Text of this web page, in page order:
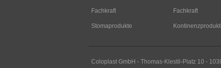
Fachkraft
Stomaprodukte
Fachkraft
Coloplast GmbH - Thomas-Klestil-Platz 10 -